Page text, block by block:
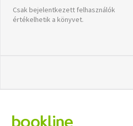
Csak bejelentkezett felhasználók
értékelhetik a könyvet.